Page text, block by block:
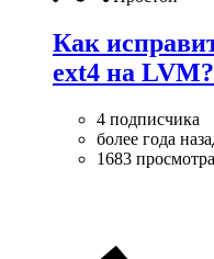
Как
ext4 на LVM?
4 подписчика
более года
1683 просмотра